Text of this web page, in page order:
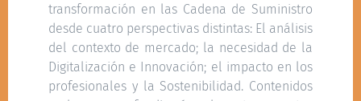
transformación en las Cadena de Suministro
desde cuatro perspectivas distintas: El análisis
del contexto de mercado; la necesidad de la
Digitalización e Innovación; el impacto en los
profesionales y la Sostenibilidad. Contenidos